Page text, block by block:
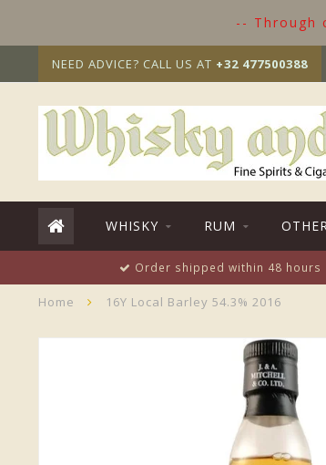
-- Through
NEED ADVICE? CALL US AT +32 477500388
WHISKY RUM
Order shipped within 48 hours
Home 16Y Local Barley 54.3% 2016